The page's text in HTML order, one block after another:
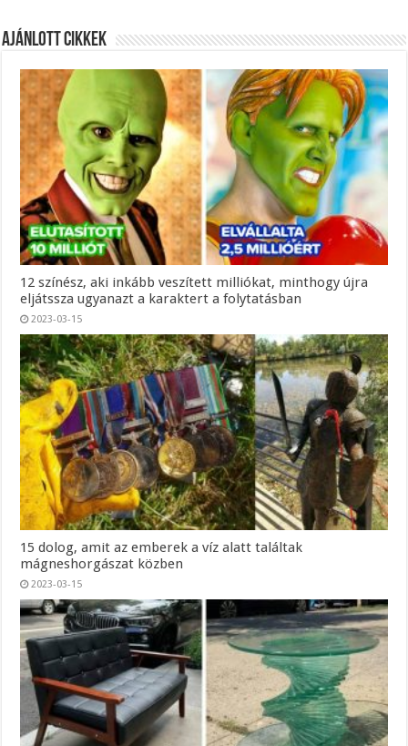
Ajánlott Cikkek
12 színész, aki inkább veszített milliókat, minthogy újra
eljátssza ugyanazt a karaktert a folytatásban
2023-03-15
15 dolog, amit az emberek a víz alatt találtak
mágneshorgászat közben
2023-03-15